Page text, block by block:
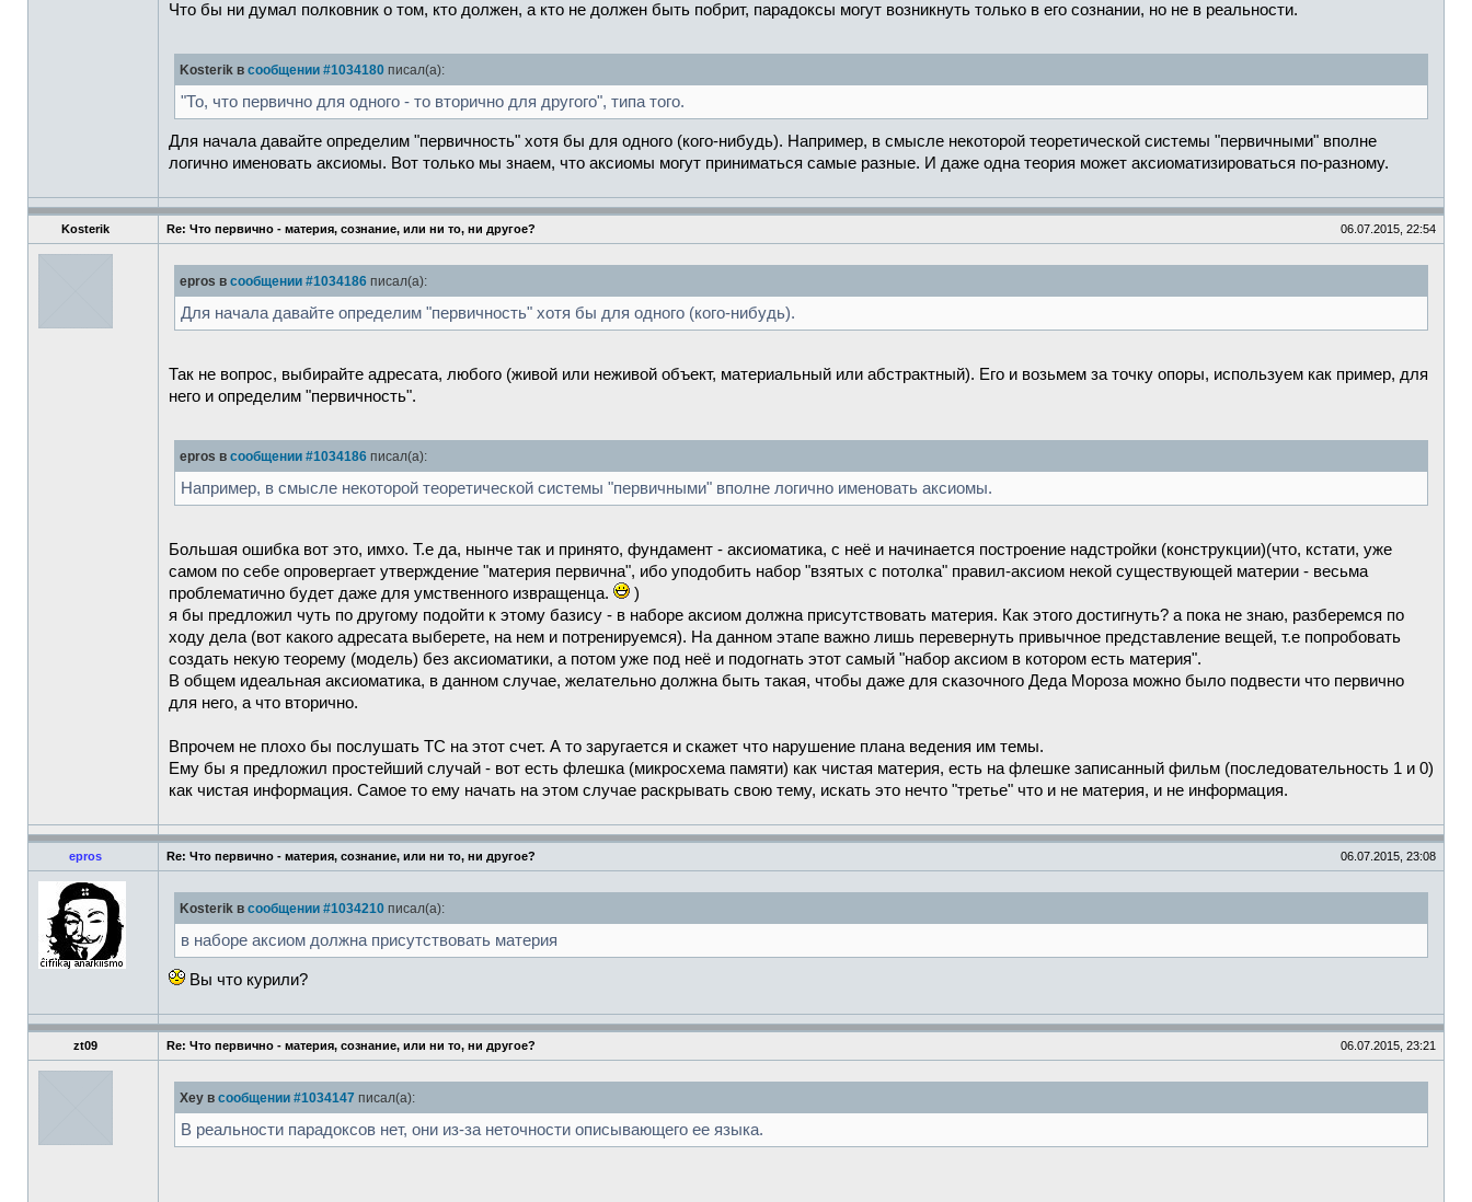
Что бы ни думал полковник о том, кто должен, а кто не должен быть побрит, парадоксы могут возникнуть только в его сознании, но не в реальности.
Kosterik в сообщении #1034180 писал(а):
"То, что первично для одного - то вторично для другого", типа того.
Для начала давайте определим "первичность" хотя бы для одного (кого-нибудь). Например, в смысле некоторой теоретической системы "первичными" вполне
логично именовать аксиомы. Вот только мы знаем, что аксиомы могут приниматься самые разные. И даже одна теория может аксиоматизироваться по-разному.
Kosterik Re: Что первично - материя, сознание, или ни то, ни другое? 06.07.2015, 22:54
epros в сообщении #1034186 писал(а):
Для начала давайте определим "первичность" хотя бы для одного (кого-нибудь).
Так не вопрос, выбирайте адресата, любого (живой или неживой объект, материальный или абстрактный). Его и возьмем за точку опоры, используем как пример, для
него и определим "первичность".
epros в сообщении #1034186 писал(а):
Например, в смысле некоторой теоретической системы "первичными" вполне логично именовать аксиомы.
Большая ошибка вот это, имхо. Т.е да, нынче так и принято, фундамент - аксиоматика, с неё и начинается построение надстройки (конструкции)(что, кстати, уже
самом по себе опровергает утверждение "материя первична", ибо уподобить набор "взятых с потолка" правил-аксиом некой существующей материи - весьма
проблематично будет даже для умственного извращенца.
)
я бы предложил чуть по другому подойти к этому базису - в наборе аксиом должна присутствовать материя. Как этого достигнуть? а пока не знаю, разберемся по
ходу дела (вот какого адресата выберете, на нем и потренируемся). На данном этапе важно лишь перевернуть привычное представление вещей, т.е попробовать
создать некую теорему (модель) без аксиоматики, а потом уже под неё и подогнать этот самый "набор аксиом в котором есть материя".
В общем идеальная аксиоматика, в данном случае, желательно должна быть такая, чтобы даже для сказочного Деда Мороза можно было подвести что первично
для него, а что вторично.
Впрочем не плохо бы послушать ТС на этот счет. А то заругается и скажет что нарушение плана ведения им темы.
Ему бы я предложил простейший случай - вот есть флешка (микросхема памяти) как чистая материя, есть на флешке записанный фильм (последовательность 1 и 0)
как чистая информация. Самое то ему начать на этом случае раскрывать свою тему, искать это нечто "третье" что и не материя, и не информация.
epros Re: Что первично - материя, сознание, или ни то, ни другое? 06.07.2015, 23:08
Kosterik в сообщении #1034210 писал(а):
в наборе аксиом должна присутствовать материя
Вы что курили?
zt09 Re: Что первично - материя, сознание, или ни то, ни другое? 06.07.2015, 23:21
Xey в сообщении #1034147 писал(а):
В реальности парадоксов нет, они из-за неточности описывающего ее языка.